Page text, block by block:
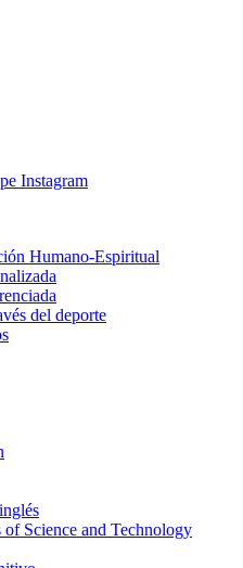
Instagram
Humano-Espiritual
del deporte
of Science and Technology